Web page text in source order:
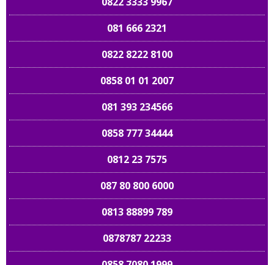
081 666 2321
0822 8222 8100
0858 01 01 2007
081 393 234566
0858 777 34444
0812 23 7575
087 80 800 6000
0813 88899 789
0878787 22233